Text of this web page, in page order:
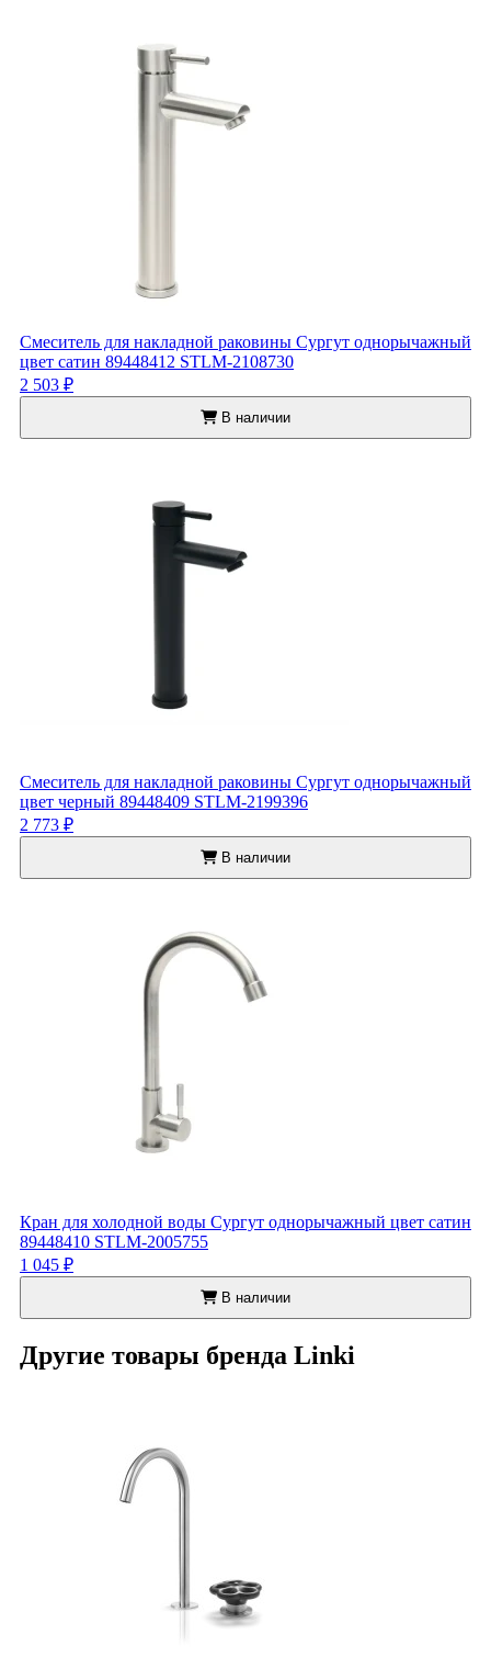
Смеситель для накладной раковины Сургут однорычажный
цвет сатин 89448412 STLM-2108730
2 503 ₽
В наличии
Смеситель для накладной раковины Сургут однорычажный
цвет черный 89448409 STLM-2199396
2 773 ₽
В наличии
Кран для холодной воды Сургут однорычажный цвет сатин
89448410 STLM-2005755
1 045 ₽
В наличии
Другие товары бренда Linki